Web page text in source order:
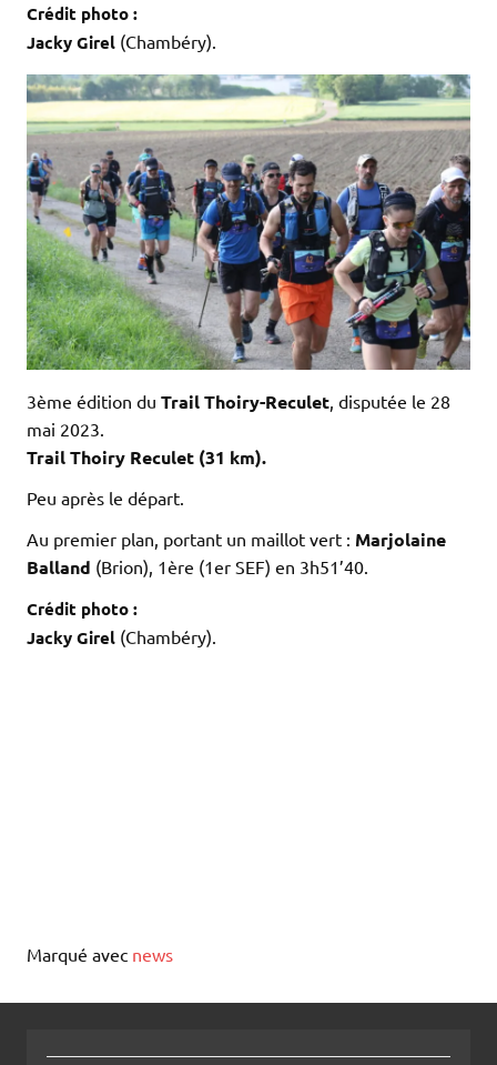
Crédit photo :
Jacky Girel (Chambéry).
3ème édition du Trail Thoiry-Reculet, disputée le 28
mai 2023.
Trail Thoiry Reculet (31 km).
Peu après le départ.
Au premier plan, portant un maillot vert : Marjolaine
Balland (Brion), 1ère (1er SEF) en 3h51’40.
Crédit photo :
Jacky Girel (Chambéry).
Marqué avec news